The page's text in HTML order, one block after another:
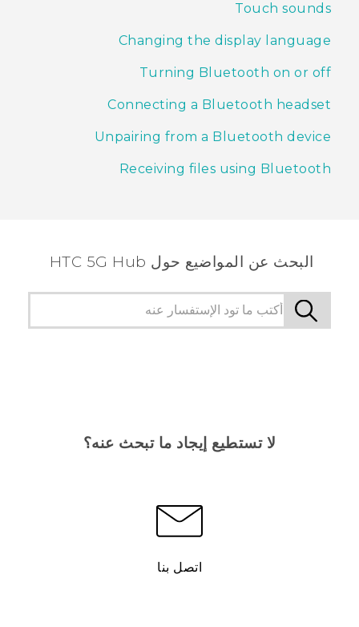
Touch sounds
Changing the display language
Turning Bluetooth on or off
Connecting a Bluetooth headset
Unpairing from a Bluetooth device
Receiving files using Bluetooth
البحث عن المواضيع حول HTC 5G Hub
لا تستطيع إيجاد ما تبحث عنه؟
اتصل بنا